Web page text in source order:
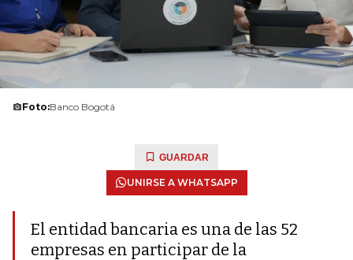
Foto:Banco Bogotá
GUARDAR
UNIRSE A WHATSAPP
El entidad bancaria es una de las 52
empresas en participar de la